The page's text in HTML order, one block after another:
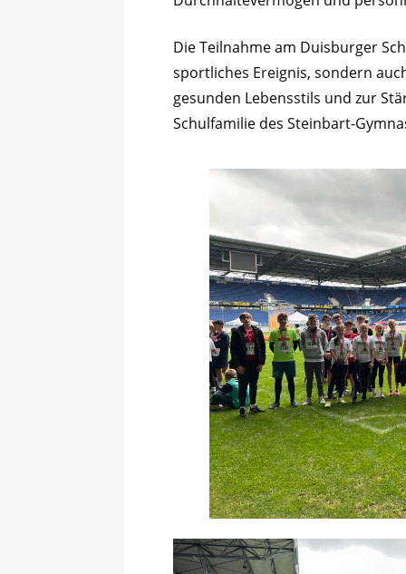
Die Teilnahme am Duisburger
sportliches Ereignis, sondern
gesunden Lebensstils und zur
Schulfamilie des Steinbart-